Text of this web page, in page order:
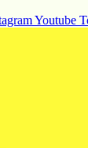
Youtube
les
veïns i